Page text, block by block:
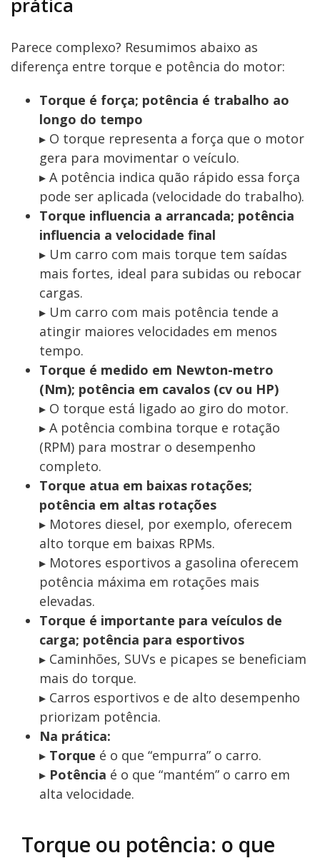
prática
Parece complexo? Resumimos abaixo as
diferença entre torque e potência do motor:
Torque é força; potência é trabalho ao
longo do tempo
▸ O torque representa a força que o motor
gera para movimentar o veículo.
▸ A potência indica quão rápido essa força
pode ser aplicada (velocidade do trabalho).
Torque influencia a arrancada; potência
influencia a velocidade final
▸ Um carro com mais torque tem saídas
mais fortes, ideal para subidas ou rebocar
cargas.
▸ Um carro com mais potência tende a
atingir maiores velocidades em menos
tempo.
Torque é medido em Newton-metro
(Nm); potência em cavalos (cv ou HP)
▸ O torque está ligado ao giro do motor.
▸ A potência combina torque e rotação
(RPM) para mostrar o desempenho
completo.
Torque atua em baixas rotações;
potência em altas rotações
▸ Motores diesel, por exemplo, oferecem
alto torque em baixas RPMs.
▸ Motores esportivos a gasolina oferecem
potência máxima em rotações mais
elevadas.
Torque é importante para veículos de
carga; potência para esportivos
▸ Caminhões, SUVs e picapes se beneficiam
mais do torque.
▸ Carros esportivos e de alto desempenho
priorizam potência.
Na prática:
▸ Torque é o que “empurra” o carro.
▸ Potência é o que “mantém” o carro em
alta velocidade.
Torque ou potência: o que